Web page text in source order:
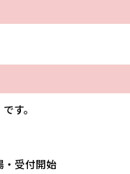
す。
受付開始